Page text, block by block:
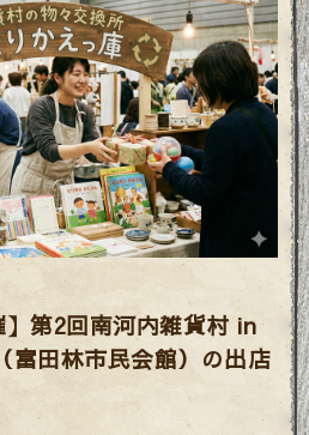
第2回南河内雑貨村 in
富田林市民会館）の出店